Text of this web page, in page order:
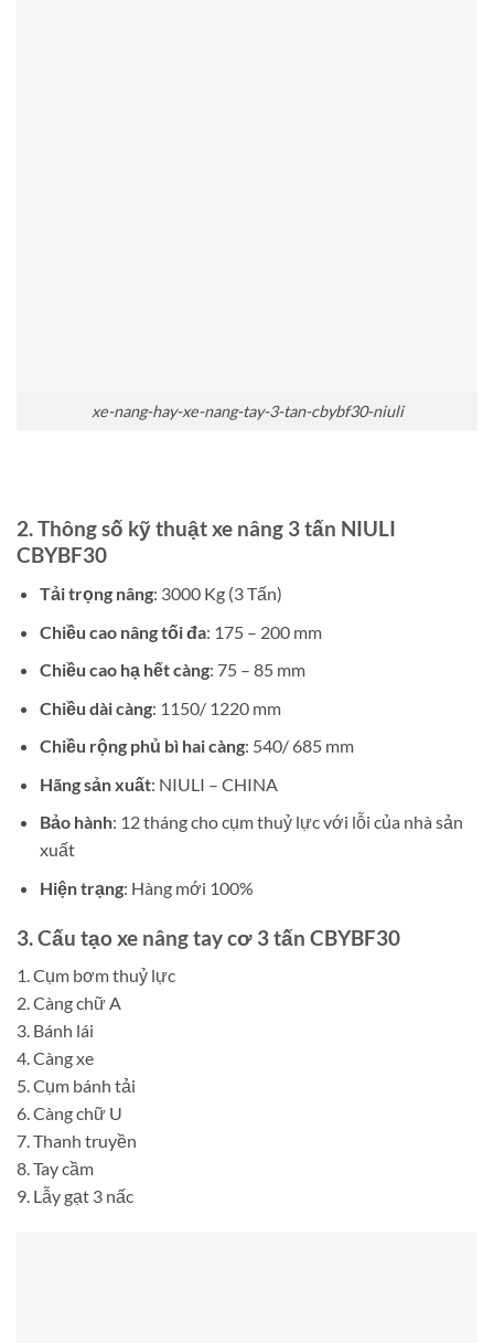
xe-nang-hay-xe-nang-tay-3-tan-cbybf30-niuli
2. Thông số kỹ thuậtxe nâng 3 tấn NIULI
CBYBF30
Tải trọng nâng: 3000 Kg (3 Tấn)
Chiều cao nâng tối đa: 175 – 200 mm
Chiều cao hạ hết càng: 75 – 85 mm
Chiều dài càng: 1150/ 1220 mm
Chiều rộng phủ bì hai càng: 540/ 685 mm
Hãng sản xuất: NIULI – CHINA
Bảo hành: 12 tháng cho cụm thuỷ lực với lỗi của nhà sản
xuất
Hiện trạng: Hàng mới 100%
3. Cấu tạoxe nâng tay cơ 3 tấn CBYBF30
1. Cụm bơm thuỷ lực
2. Càng chữ A
3. Bánh lái
4. Càng xe
5. Cụm bánh tải
6. Càng chữ U
7. Thanh truyền
8. Tay cầm
9. Lẫy gạt 3 nấc